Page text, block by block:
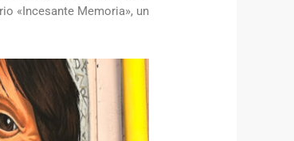
«Incesante Memoria», un